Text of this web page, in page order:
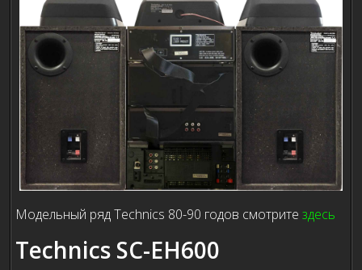
Модельный ряд Technics 80-90 годов смотрите здесь
Technics SC-EH600